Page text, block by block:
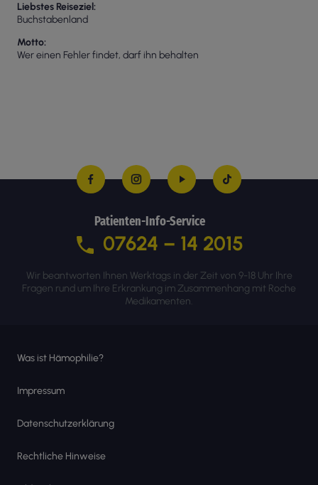
Liebstes Reiseziel
Buchstabenland
Motto
Wer einen Fehler findet, darf ihn behalten
Was ist Hämophilie?
Impressum
Datenschutzerklärung
Rechtliche Hinweise
Patienten-Info-Service
07624 – 14 2015
Wir beantworten Ihnen Werktags in der Zeit von 9-18 Uhr Ihre
Fragen rund um Ihre Erkrankung im Zusammenhang mit Roche
Medikamenten.